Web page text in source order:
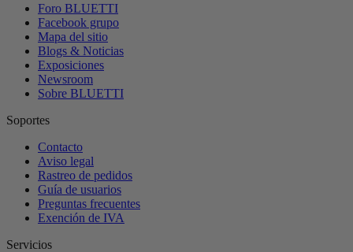
Foro BLUETTI
Facebook grupo
Mapa del sitio
Blogs & Noticias
Exposiciones
Newsroom
Sobre BLUETTI
Soportes
Contacto
Aviso legal
Rastreo de pedidos
Guía de usuarios
Preguntas frecuentes
Exención de IVA
Servicios